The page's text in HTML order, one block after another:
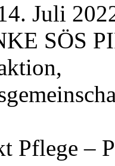
Juli
SÖS
Pflege –